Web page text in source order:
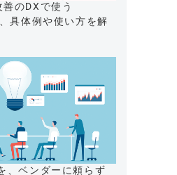
のDXで使う
具体例や使い方を解
、ベンダーに頼らず